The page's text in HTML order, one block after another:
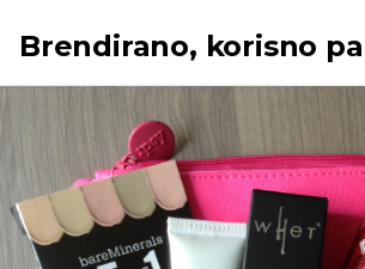
Brendirano, korisno